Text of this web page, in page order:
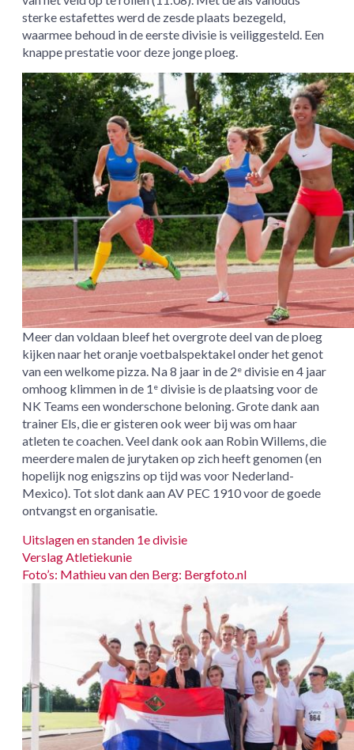
sterke estafettes werd de zesde plaats bezegeld,
waarmee behoud in de eerste divisie is veiliggesteld. Een
knappe prestatie voor deze jonge ploeg.
Meer dan voldaan bleef het overgrote deel van de ploeg
kijken naar het oranje voetbalspektakel onder het genot
van een welkome pizza. Na 8 jaar in de 2e divisie en 4 jaar
omhoog klimmen in de 1 e divisie is de plaatsing voor de
NK Teams een wonderschone beloning. Grote dank aan
trainer Els, die er gisteren ook weer bij was om haar
atleten te coachen. Veel dank ook aan Robin Willems, die
meerdere malen de jurytaken op zich heeft genomen (en
hopelijk nog enigszins op tijd was voor Nederland-
Mexico). Tot slot dank aan AV PEC 1910 voor de goede
ontvangst en organisatie.
Uitslagen en standen 1e divisie
Verslag Atletiekunie
Foto’s: Mathieu van den Berg: Bergfoto.nl